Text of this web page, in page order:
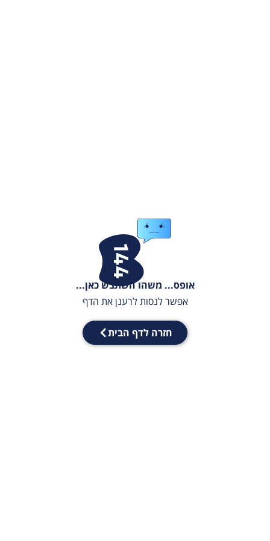
אופס... משהו השתבש כאן...
אפשר לנסות לרענן את הדף
חזרה לדף הבית